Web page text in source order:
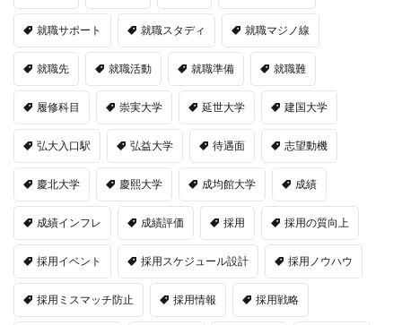
就職サポート 就職スタディ 就職マジノ線
就職先 就職活動 就職準備 就職難
履修科目 崇実大学 延世大学 建国大学
弘大入口駅 弘益大学 待遇面 志望動機
慶北大学 慶熙大学 成均館大学 成績
成績インフレ 成績評価 採用 採用の質向上
採用イベント 採用スケジュール設計 採用ノウハウ
採用ミスマッチ防止 採用情報 採用戦略